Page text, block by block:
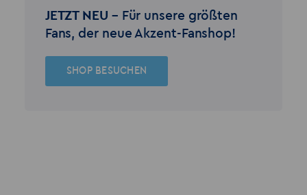
JETZT NEU – Für unsere größten
Fans, der neue Akzent-Fanshop!
SHOP BESUCHEN